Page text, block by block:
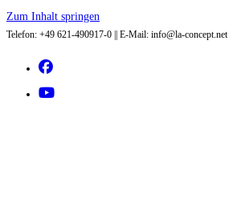
Zum Inhalt springen
Telefon: +49 621-490917-0 || E-Mail: info@la-concept.net